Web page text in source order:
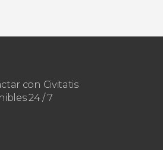
con Civitatis
24 / 7